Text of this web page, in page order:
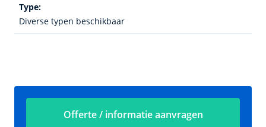
Type:
Diverse typen beschikbaar
Offerte / informatie aanvragen